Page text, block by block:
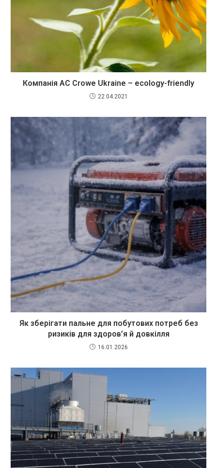
Компанія AC Crowe Ukraine – ecology-friendly
22.04.2021
Як зберігати пальне для побутових потреб без
ризиків для здоров’я й довкілля
16.01.2026